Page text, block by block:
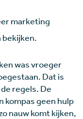
marketing
bekijken.
was vroeger
Dat is
regels. De
kompas geen hulp
nauw komt kijken,